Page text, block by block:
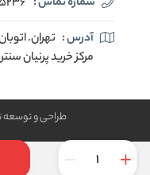
آدرس : تهران.
مرکز خرید پرنیان سنتر. طبقه
طراحی و